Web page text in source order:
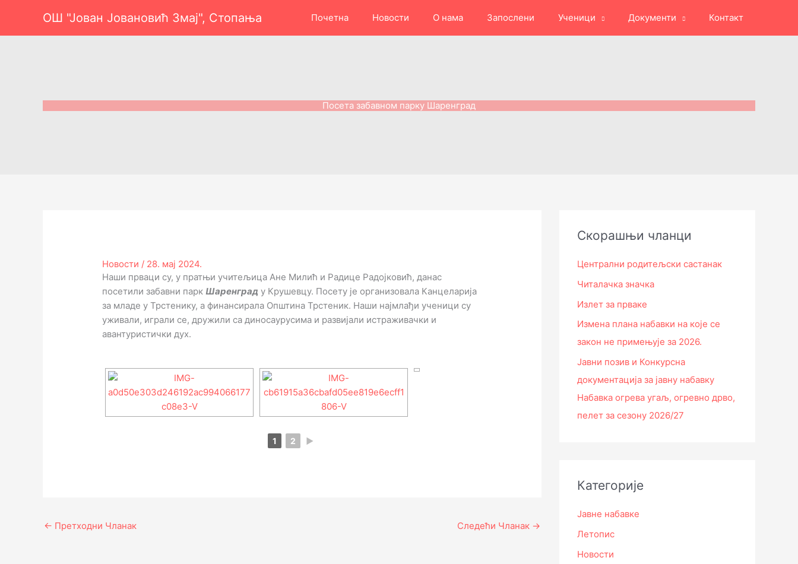
садржај
ОШ "Јован Јовановић Змај", Стопања Почетна Новости О нама Запослени Ученици Документи Контакт
Посета забавном парку Шаренград
Новости / 28. мај 2024.
Наши прваци су, у пратњи учитељица Ане Милић и Радице Радојковић, данас
посетили забавни паркШаренград у Крушевцу. Посету је организовала Канцеларија
за младе у Трстенику, а финансирала Општина Трстеник. Наши најмлађи ученици су
уживали, играли се, дружили са диносаурусима и развијали истраживачки и
авантуристички дух.
1 2 ►
← Претходни Чланак Следећи Чланак →
Скорашњи чланци
Централни родитељски састанак
Читалачка значка
Излет за прваке
Измена плана набавки на које се
закон не примењује за 2026.
Јавни позив и Конкурсна
документација за јавну набавку
Набавка огрева угаљ, огревно дрво,
пелет за сезону 2026/27
Категорије
Јавне набавке
Летопис
Новости